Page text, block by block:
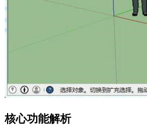
核心功能解析